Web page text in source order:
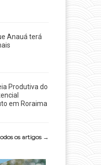
Anauá terá
Produtiva do
em Roraima
os artigos →